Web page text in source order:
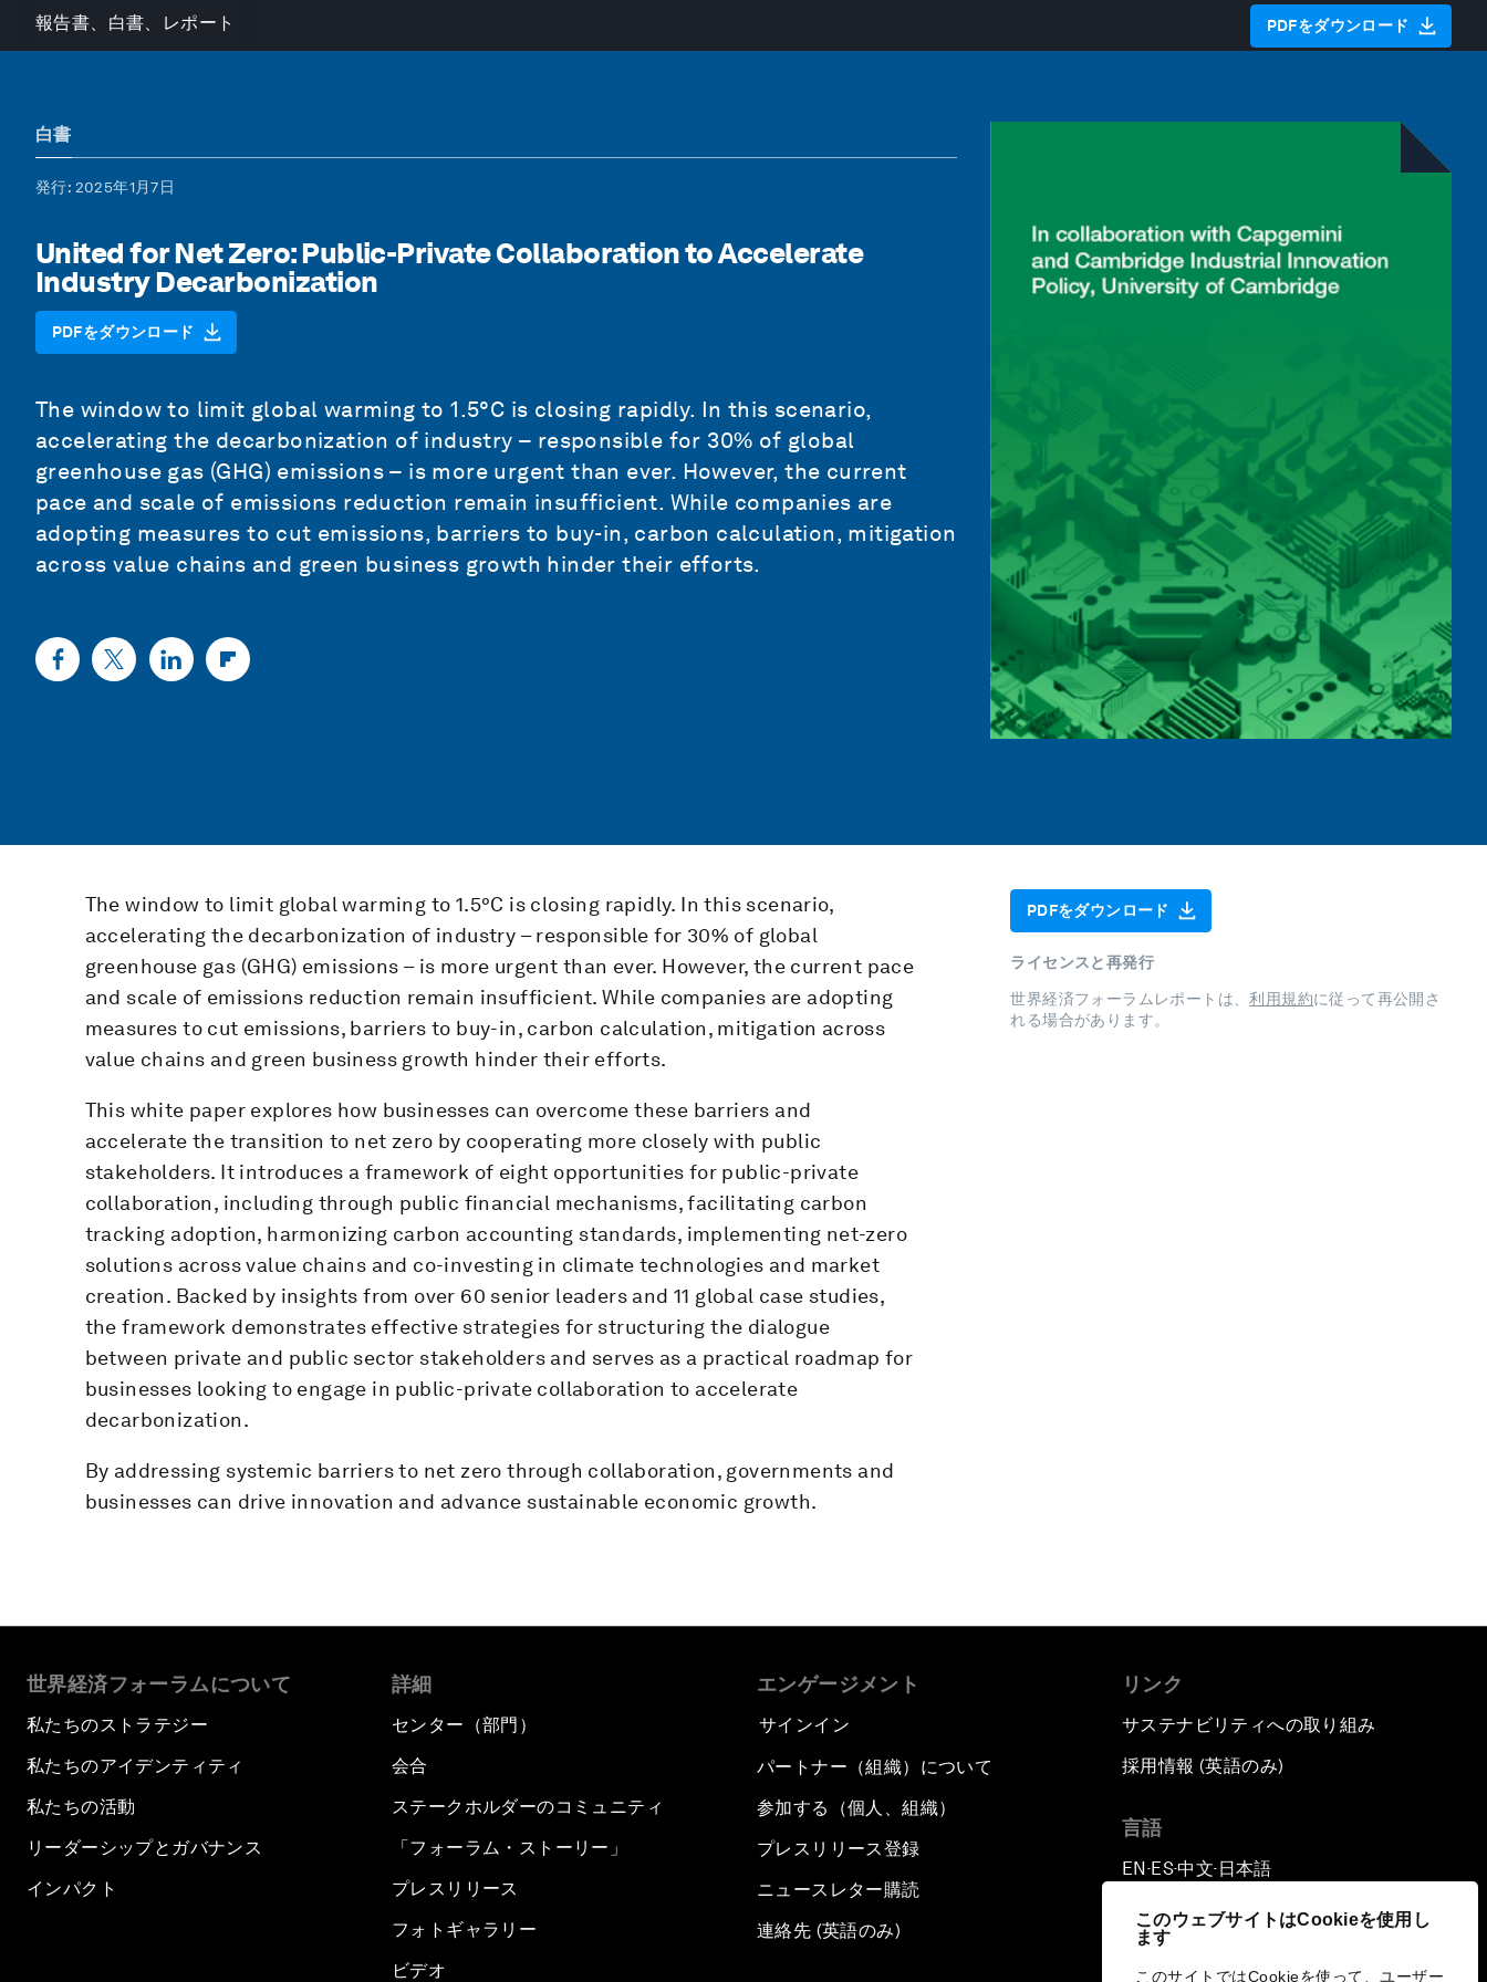
このウェブサイトはCookieを使用し
ます
このサイトではCookieを使って、ユーザー
報告書、白書、レポート PDFをダウンロード
白書
発行: 2025年1月7日
United for Net Zero: Public-Private Collaboration to Accelerate
Industry Decarbonization
PDFをダウンロード
The window to limit global warming to 1.5°C is closing rapidly. In this scenario,
accelerating the decarbonization of industry – responsible for 30% of global
greenhouse gas (GHG) emissions – is more urgent than ever. However, the current
pace and scale of emissions reduction remain insufficient. While companies are
adopting measures to cut emissions, barriers to buy-in, carbon calculation, mitigation
across value chains and green business growth hinder their efforts.
The window to limit global warming to 1.5°C is closing rapidly. In this scenario,
accelerating the decarbonization of industry – responsible for 30% of global
greenhouse gas (GHG) emissions – is more urgent than ever. However, the current pace
and scale of emissions reduction remain insufficient. While companies are adopting
measures to cut emissions, barriers to buy-in, carbon calculation, mitigation across
value chains and green business growth hinder their efforts.
This white paper explores how businesses can overcome these barriers and
accelerate the transition to net zero by cooperating more closely with public
stakeholders. It introduces a framework of eight opportunities for public-private
collaboration, including through public financial mechanisms, facilitating carbon
tracking adoption, harmonizing carbon accounting standards, implementing net-zero
solutions across value chains and co-investing in climate technologies and market
creation. Backed by insights from over 60 senior leaders and 11 global case studies,
the framework demonstrates effective strategies for structuring the dialogue
between private and public sector stakeholders and serves as a practical roadmap for
businesses looking to engage in public-private collaboration to accelerate
decarbonization.
By addressing systemic barriers to net zero through collaboration, governments and
businesses can drive innovation and advance sustainable economic growth.
PDFをダウンロード
ライセンスと再発行
世界経済フォーラムレポートは、利用規約に従って再公開さ
れる場合があります。
世界経済フォーラムについて
私たちのストラテジー
私たちのアイデンティティ
私たちの活動
リーダーシップとガバナンス
インパクト
詳細
センター（部門）
会合
ステークホルダーのコミュニティ
「フォーラム・ストーリー」
プレスリリース
フォトギャラリー
ビデオ
エンゲージメント
サインイン
パートナー（組織）について
参加する（個人、組織）
プレスリリース登録
ニュースレター購読
連絡先 (英語のみ)
リンク
サステナビリティへの取り組み
採用情報 (英語のみ)
言語
EN ▪ ES▪中文▪ 日本語